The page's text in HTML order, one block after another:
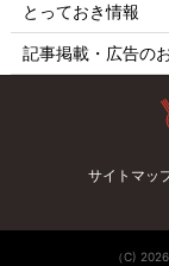
とっておき情報
記事掲載・広告の
サイトマッ
（C)